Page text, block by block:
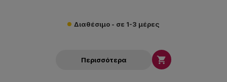
Διαθέσιμο - σε 1-3 μέρες
Περισσότερα 